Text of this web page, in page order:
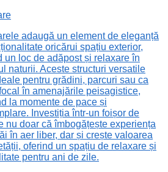
adaugă un element de eleganță
oricărui spațiu exterior,
un loc de adăpost și relaxare în
naturii. Aceste structuri versatile
pentru grădini, parcuri sau ca
în amenajările peisagistice,
la momente de pace și
Investiția într-un foișor de
nu doar că îmbogățește experiența
în aer liber, dar și crește valoarea
oferind un spațiu de relaxare și
pentru ani de zile.